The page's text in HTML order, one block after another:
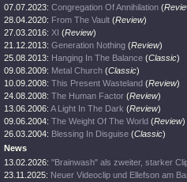
07.07.2023: Congregation Of Annihilation (
28.04.2020: From The Vault (Review)
27.03.2016: XI (Review)
21.12.2013: Generation Nothing (Review)
25.08.2013: Hanging In The Balance (Classic)
09.08.2009: Metal Church (Classic)
10.09.2008: This Present Wasteland (Review)
24.08.2008: The Human Factor (Review)
13.06.2006: A Light In The Dark (Review)
09.06.2004: The Weight Of The World (Review)
26.03.2004: Blessing In Disguise (Classic)
News
13.02.2026: "Brainwash" als zweiter, starker
23.11.2025: Neuer Videoclip und Ellefson am